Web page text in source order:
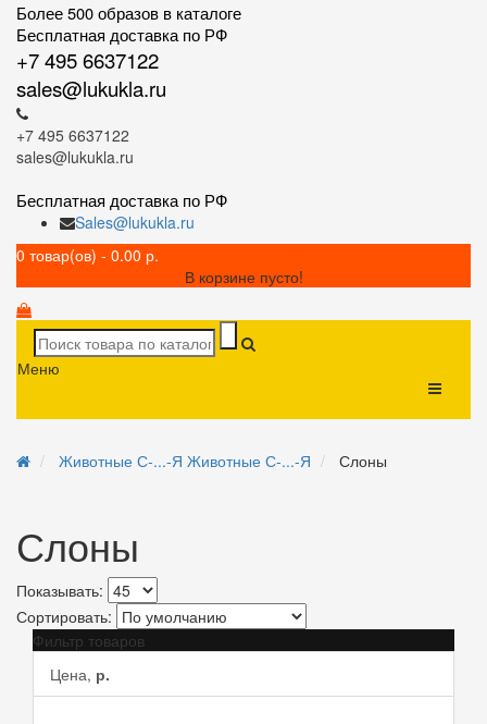
Более 500 образов в каталоге
Бесплатная доставка по РФ
+7 495 6637122
sales@lukukla.ru
+7 495 6637122
sales@lukukla.ru
Бесплатная доставка по РФ
Sales@lukukla.ru
0 товар(ов) - 0.00 р.
В корзине пусто!
Меню
Животные С-...-Я Животные С-...-Я Слоны
Слоны
Показывать:
Сортировать:
Фильтр товаров
Цена, р.